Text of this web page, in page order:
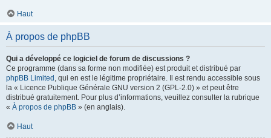
Haut
À propos de phpBB
Qui a développé ce logiciel de forum de discussions ?
Ce programme (dans sa forme non modifiée) est produit et distribué par
phpBB Limited , qui en est le légitime propriétaire. Il est rendu accessible sous
la « Licence Publique Générale GNU version 2 (GPL-2.0) » et peut être
distribué gratuitement. Pour plus d’informations, veuillez consulter la rubrique
« À propos de phpBB » (en anglais).
Haut